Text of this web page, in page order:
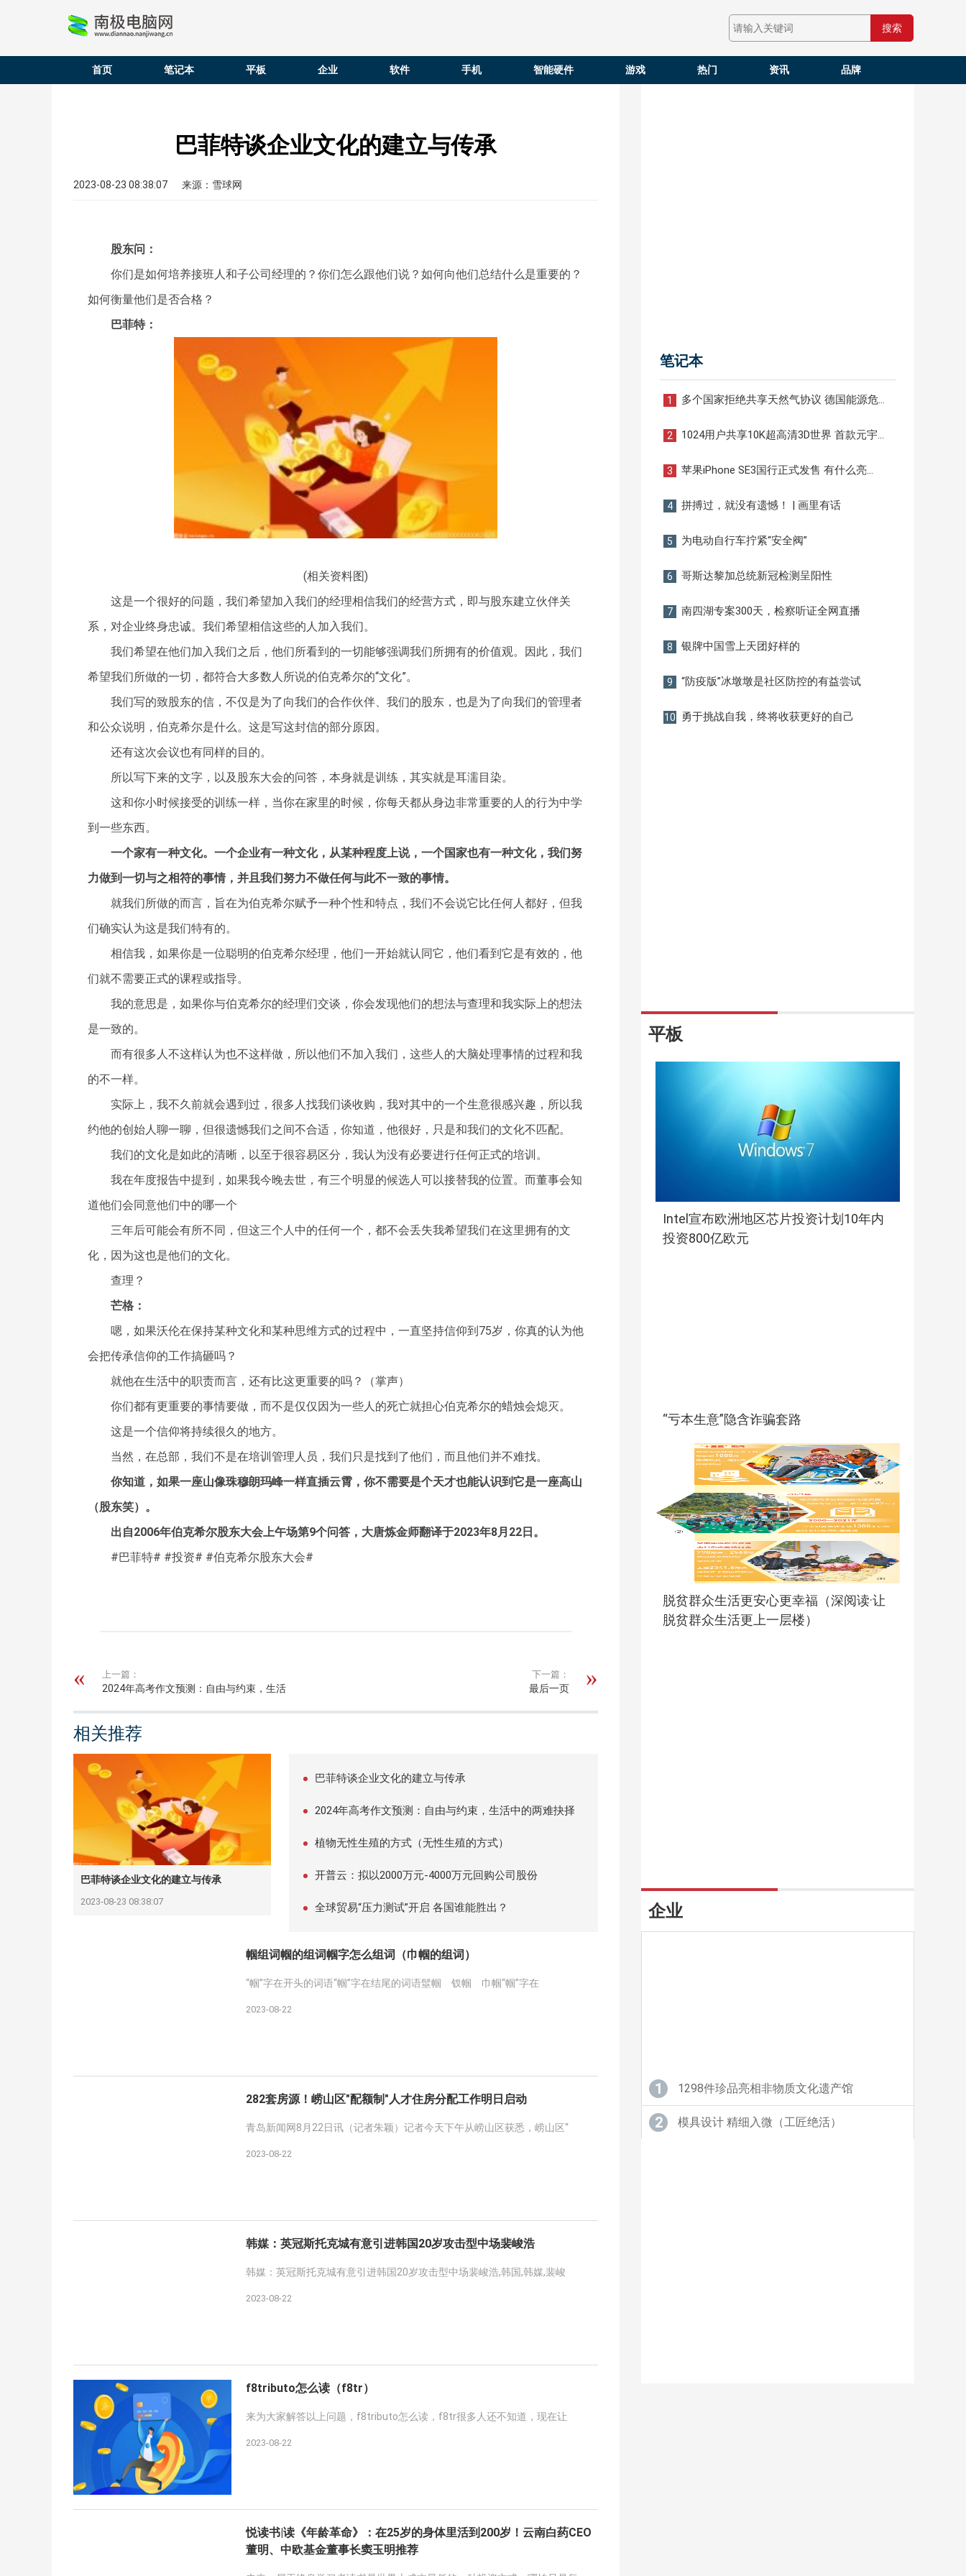
搜索
首页 笔记本 平板 企业 软件 手机 智能硬件 游戏 热门 资讯 品牌
巴菲特谈企业文化的建立与传承
2023-08-23 08:38:07 来源：雪球网
股东问：
你们是如何培养接班人和子公司经理的？你们怎么跟他们说？如何向他们总结什么是重要的？
如何衡量他们是否合格？
巴菲特：
(相关资料图)
这是一个很好的问题，我们希望加入我们的经理相信我们的经营方式，即与股东建立伙伴关
系，对企业终身忠诚。我们希望相信这些的人加入我们。
我们希望在他们加入我们之后，他们所看到的一切能够强调我们所拥有的价值观。因此，我们
希望我们所做的一切，都符合大多数人所说的伯克希尔的“文化”。
我们写的致股东的信，不仅是为了向我们的合作伙伴、我们的股东，也是为了向我们的管理者
和公众说明，伯克希尔是什么。这是写这封信的部分原因。
还有这次会议也有同样的目的。
所以写下来的文字，以及股东大会的问答，本身就是训练，其实就是耳濡目染。
这和你小时候接受的训练一样，当你在家里的时候，你每天都从身边非常重要的人的行为中学
到一些东西。
一个家有一种文化。一个企业有一种文化，从某种程度上说，一个国家也有一种文化，我们努
力做到一切与之相符的事情，并且我们努力不做任何与此不一致的事情。
就我们所做的而言，旨在为伯克希尔赋予一种个性和特点，我们不会说它比任何人都好，但我
们确实认为这是我们特有的。
相信我，如果你是一位聪明的伯克希尔经理，他们一开始就认同它，他们看到它是有效的，他
们就不需要正式的课程或指导。
我的意思是，如果你与伯克希尔的经理们交谈，你会发现他们的想法与查理和我实际上的想法
是一致的。
而有很多人不这样认为也不这样做，所以他们不加入我们，这些人的大脑处理事情的过程和我
的不一样。
实际上，我不久前就会遇到过，很多人找我们谈收购，我对其中的一个生意很感兴趣，所以我
约他的创始人聊一聊，但很遗憾我们之间不合适，你知道，他很好，只是和我们的文化不匹配。
我们的文化是如此的清晰，以至于很容易区分，我认为没有必要进行任何正式的培训。
我在年度报告中提到，如果我今晚去世，有三个明显的候选人可以接替我的位置。而董事会知
道他们会同意他们中的哪一个
三年后可能会有所不同，但这三个人中的任何一个，都不会丢失我希望我们在这里拥有的文
化，因为这也是他们的文化。
查理？
芒格：
嗯，如果沃伦在保持某种文化和某种思维方式的过程中，一直坚持信仰到75岁，你真的认为他
会把传承信仰的工作搞砸吗？
就他在生活中的职责而言，还有比这更重要的吗？（掌声）
你们都有更重要的事情要做，而不是仅仅因为一些人的死亡就担心伯克希尔的蜡烛会熄灭。
这是一个信仰将持续很久的地方。
当然，在总部，我们不是在培训管理人员，我们只是找到了他们，而且他们并不难找。
你知道，如果一座山像珠穆朗玛峰一样直插云霄，你不需要是个天才也能认识到它是一座高山
（股东笑）。
出自2006年伯克希尔股东大会上午场第9个问答，大唐炼金师翻译于2023年8月22日。
#巴菲特# #投资# #伯克希尔股东大会#
上一篇：
2024年高考作文预测：自由与约束，生活
下一篇：
最后一页
相关推荐
巴菲特谈企业文化的建立与传承
2023-08-23 08:38:07
巴菲特谈企业文化的建立与传承
2024年高考作文预测：自由与约束，生活中的两难抉择
植物无性生殖的方式（无性生殖的方式）
开普云：拟以2000万元-4000万元回购公司股份
全球贸易“压力测试”开启 各国谁能胜出？
帼组词帼的组词帼字怎么组词（巾帼的组词）
“帼”字在开头的词语“帼”字在结尾的词语髽帼 钗帼 巾帼“帼”字在
2023-08-22
282套房源！崂山区"配额制"人才住房分配工作明日启动
青岛新闻网8月22日讯（记者朱颖）记者今天下午从崂山区获悉，崂山区“
2023-08-22
韩媒：英冠斯托克城有意引进韩国20岁攻击型中场裴峻浩
韩媒：英冠斯托克城有意引进韩国20岁攻击型中场裴峻浩,韩国,韩媒,裴峻
2023-08-22
f8tributo怎么读（f8tr）
来为大家解答以上问题，f8tributo怎么读，f8tr很多人还不知道，现在让
2023-08-22
悦读书|读《年龄革命》：在25岁的身体里活到200岁！云南白药CEO
董明、中欧基金董事长窦玉明推荐
笔记本
1
多个国家拒绝共享天然气协议 德国能源危
2
1024用户共享10K超高清3D世界 首款元宇
3
苹果iPhone SE3国行正式发售 有什么亮
4 拼搏过，就没有遗憾！ | 画里有话
5 为电动自行车拧紧“安全阀”
6 哥斯达黎加总统新冠检测呈阳性
7 南四湖专案300天，检察听证全网直播
8 银牌中国雪上天团好样的
9 “防疫版”冰墩墩是社区防控的有益尝试
10 勇于挑战自我，终将收获更好的自己
平板
Intel宣布欧洲地区芯片投资计划10年内
投资800亿欧元
“亏本生意”隐含诈骗套路
脱贫群众生活更安心更幸福（深阅读·让
脱贫群众生活更上一层楼）
企业
1 1298件珍品亮相非物质文化遗产馆
2 模具设计 精细入微（工匠绝活）